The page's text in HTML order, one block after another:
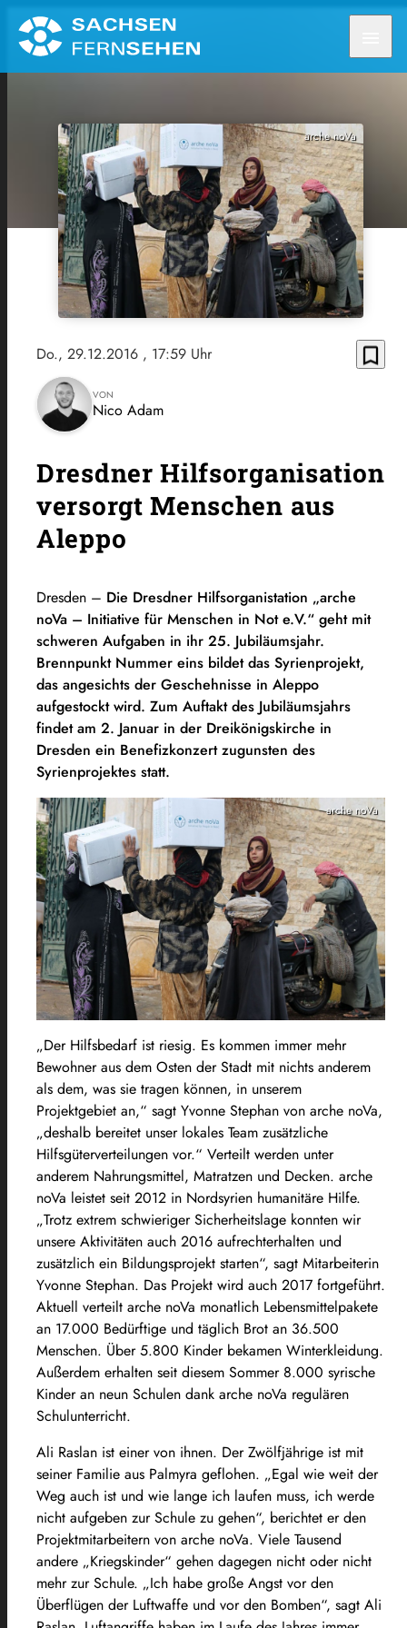
arche noVa
Do., 29.12.2016 , 17:59 Uhr bookmark_border
VON
Nico Adam
Dresdner Hilfsorganisation
versorgt Menschen aus
Aleppo
Dresden – Die Dresdner Hilfsorganistation „arche
noVa – Initiative für Menschen in Not e.V.“ geht mit
schweren Aufgaben in ihr 25. Jubiläumsjahr.
Brennpunkt Nummer eins bildet das Syrienprojekt,
das angesichts der Geschehnisse in Aleppo
aufgestockt wird. Zum Auftakt des Jubiläumsjahrs
findet am 2. Januar in der Dreikönigskirche in
Dresden ein Benefizkonzert zugunsten des
Syrienprojektes statt.
arche noVa
„Der Hilfsbedarf ist riesig. Es kommen immer mehr
Bewohner aus dem Osten der Stadt mit nichts anderem
als dem, was sie tragen können, in unserem
Projektgebiet an,“ sagt Yvonne Stephan von arche noVa,
„deshalb bereitet unser lokales Team zusätzliche
Hilfsgüterverteilungen vor.“ Verteilt werden unter
anderem Nahrungsmittel, Matratzen und Decken. arche
noVa leistet seit 2012 in Nordsyrien humanitäre Hilfe.
„Trotz extrem schwieriger Sicherheitslage konnten wir
unsere Aktivitäten auch 2016 aufrechterhalten und
zusätzlich ein Bildungsprojekt starten“, sagt Mitarbeiterin
Yvonne Stephan. Das Projekt wird auch 2017 fortgeführt.
Aktuell verteilt arche noVa monatlich Lebensmittelpakete
an 17.000 Bedürftige und täglich Brot an 36.500
Menschen. Über 5.800 Kinder bekamen Winterkleidung.
Außerdem erhalten seit diesem Sommer 8.000 syrische
Kinder an neun Schulen dank arche noVa regulären
Schulunterricht.
Ali Raslan ist einer von ihnen. Der Zwölfjährige ist mit
seiner Familie aus Palmyra geflohen. „Egal wie weit der
Weg auch ist und wie lange ich laufen muss, ich werde
nicht aufgeben zur Schule zu gehen“, berichtet er den
Projektmitarbeitern von arche noVa. Viele Tausend
andere „Kriegskinder“ gehen dagegen nicht oder nicht
mehr zur Schule. „Ich habe große Angst vor den
Überflügen der Luftwaffe und vor den Bomben“, sagt Ali